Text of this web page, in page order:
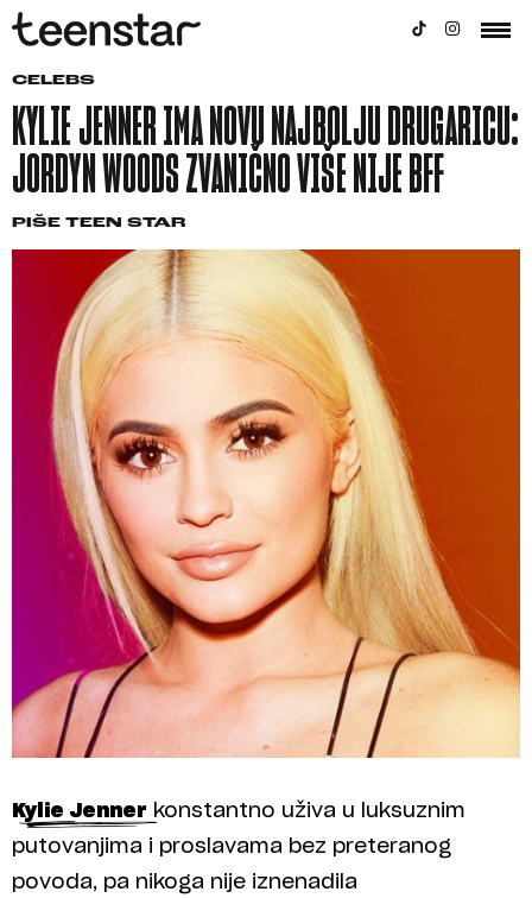
CELEBS
KYLIE JENNER IMA NOVU NAJBOLJU DRUGARICU:
JORDYN WOODS ZVANIČNO VIŠE NIJE BFF
PIŠE TEEN STAR
Kylie Jenner konstantno uživa u luksuznim
putovanjima i proslavama bez preteranog
povoda, pa nikoga nije iznenadila